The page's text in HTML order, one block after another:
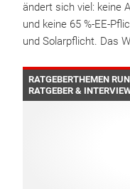
ändert sich viel: keine
und keine 65 %-EE-
und Solarpflicht. Das
RATGEBERTHEMEN
RATGEBER &